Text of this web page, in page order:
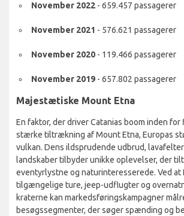
November 2022 - 659.457 passagerer
November 2021 - 576.621 passagerer
November 2020 - 119.466 passagerer
November 2019 - 657.802 passagerer
Majestætiske Mount Etna
En faktor, der driver Catanias boom inden for
stærke tiltrækning af Mount Etna, Europas
vulkan. Dens ildsprudende udbrud,
landskaber tilbyder unikke oplevelser, der
eventyrlystne og naturinteresserede. Ved at
tilgængelige ture, jeep-udflugter og
kraterne kan markedsføringskampagner
besøgssegmenter, der søger spænding og